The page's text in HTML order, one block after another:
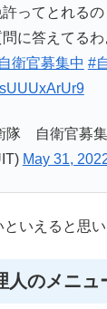
ってとれる
に答えてるわ
衛官募集中 #
隊 自衛官募
May 31,
いえると思い
人のメニュ